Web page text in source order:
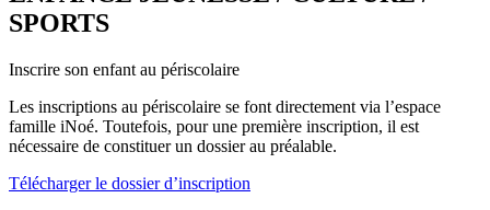
SPORTS
Inscrire son enfant au périscolaire
Les inscriptions au périscolaire se font directement via l’espace
famille iNoé. Toutefois, pour une première inscription, il est
nécessaire de constituer un dossier au préalable.
Télécharger le dossier d’inscription